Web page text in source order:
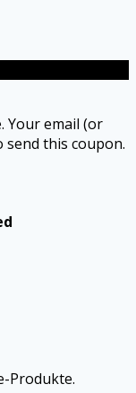
Your email (or
this coupon.
Produkte.